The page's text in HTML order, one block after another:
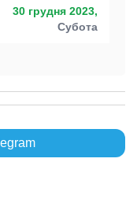
30 грудня 2023,
Субота